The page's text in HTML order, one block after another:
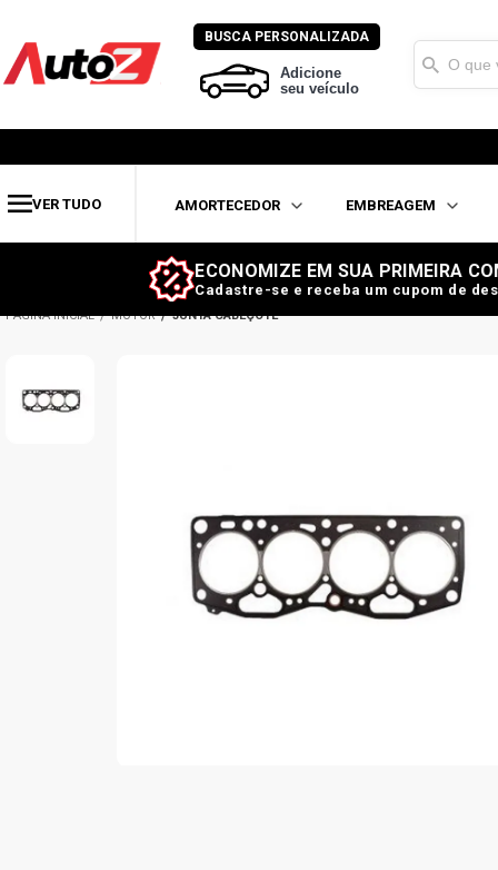
BUSCA PERSONALIZADA
Adicione
seu veículo
VER TUDO AMORTECEDOR EMBREAGEM
ECONOMIZE EM SUA PRIMEIRA
Cadastre-se e receba um cupom de
MOTOR JUNTA CABEÇOTE